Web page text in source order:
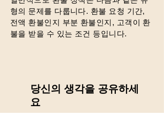
형의 문제를 다룹니다. 환불 요청 기간,
전액 환불인지 부분 환불인지, 고객이 환
불을 받을 수 있는 조건 등입니다.
당신의 생각을 공유하세
요